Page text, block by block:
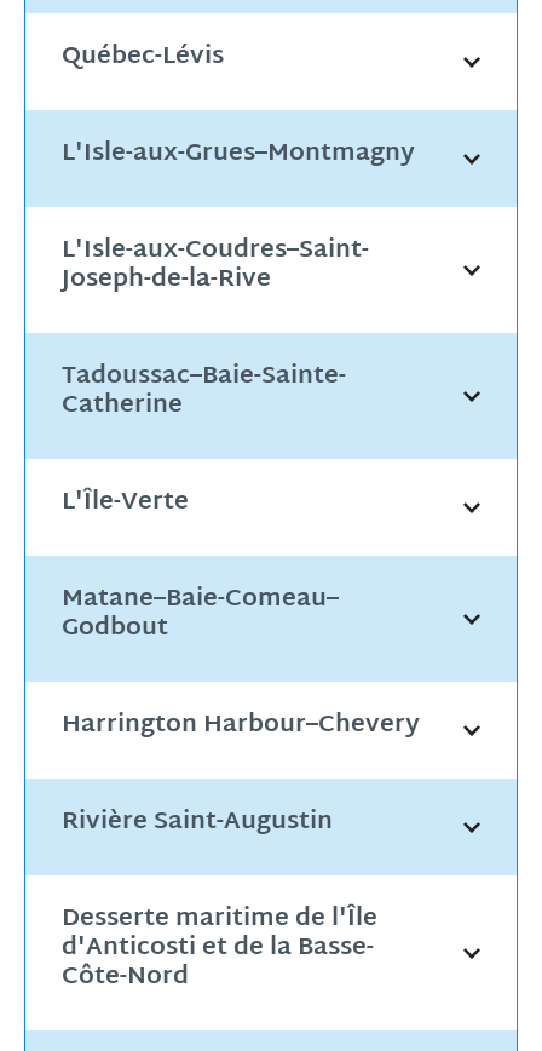
Québec-Lévis
L'Isle-aux-Grues–Montmagny
L'Isle-aux-Coudres–Saint-
Joseph-de-la-Rive
Tadoussac–Baie-Sainte-
Catherine
L'Île-Verte
Matane–Baie-Comeau–
Godbout
Harrington Harbour–Chevery
Rivière Saint-Augustin
Desserte maritime de l'Île
d'Anticosti et de la Basse-
Côte-Nord